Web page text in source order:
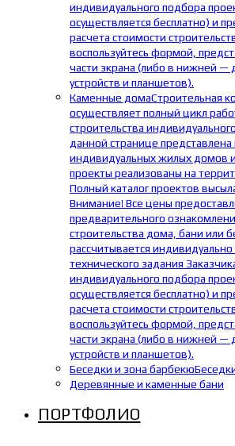
индивидуального подбора
осуществляется бесплатно) и
расчета стоимости
воспользуйтесь формой,
части экрана (либо в нижней —
устройств и планшетов).
Каменные домаСтроительная
осуществляет полный цикл
строительства
данной странице
индивидуальных жилых домов
проекты реализованы на
Полный каталог проектов
Внимание! Все цены
предварительного
строительства дома, бани или
рассчитывается
технического задания
индивидуального подбора
осуществляется бесплатно) и
расчета стоимости
воспользуйтесь формой,
части экрана (либо в нижней —
устройств и планшетов).
Беседки и зона барбекю
Деревянные и каменные бани
ПОРТФОЛИО